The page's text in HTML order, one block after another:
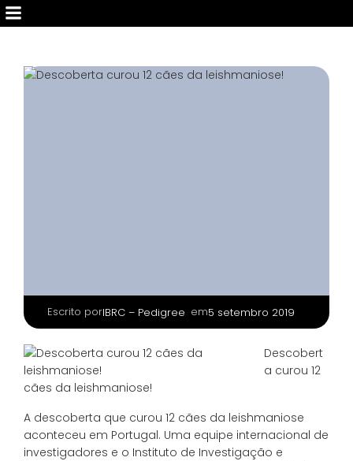
Escrito porIBRC – Pedigree em5 setembro 2019
Descobert
a curou 12
cães da leishmaniose!
A descoberta que curou 12 cães da leishmaniose
aconteceu em Portugal. Uma equipe internacional de
investigadores e o Instituto de Investigação e